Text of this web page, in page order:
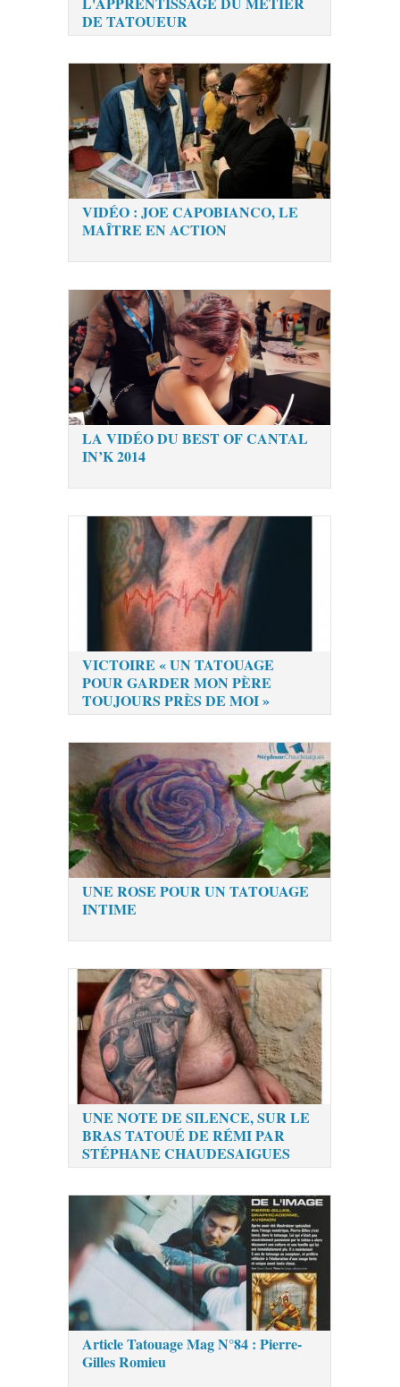
DE TATOUEUR
VIDÉO : JOE CAPOBIANCO, LE
MAÎTRE EN ACTION
LA VIDÉO DU BEST OF CANTAL
IN’K 2014
VICTOIRE « UN TATOUAGE
POUR GARDER MON PÈRE
TOUJOURS PRÈS DE MOI »
UNE ROSE POUR UN TATOUAGE
INTIME
UNE NOTE DE SILENCE, SUR LE
BRAS TATOUÉ DE RÉMI PAR
STÉPHANE CHAUDESAIGUES
Article Tatouage Mag N°84 : Pierre-
Gilles Romieu